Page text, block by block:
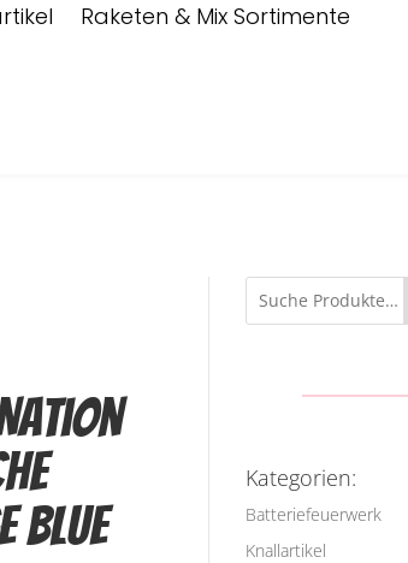
Raketen & Mix Sortimente
Blue
Kategorien:
Batteriefeuerwerk
Knallartikel